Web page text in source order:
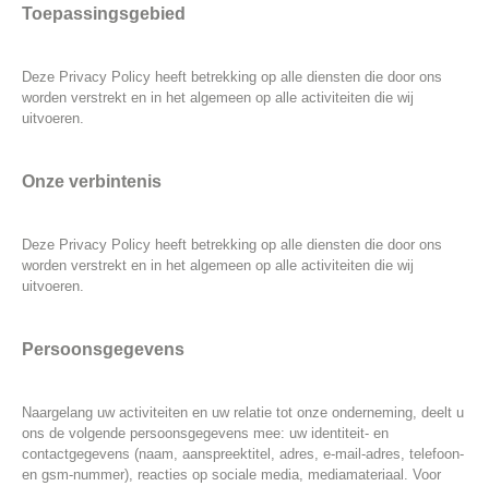
Toepassingsgebied
Deze Privacy Policy heeft betrekking op alle diensten die door ons
worden verstrekt en in het algemeen op alle activiteiten die wij
uitvoeren.
Onze verbintenis
Deze Privacy Policy heeft betrekking op alle diensten die door ons
worden verstrekt en in het algemeen op alle activiteiten die wij
uitvoeren.
Persoonsgegevens
Naargelang uw activiteiten en uw relatie tot onze onderneming, deelt u
ons de volgende persoonsgegevens mee: uw identiteit- en
contactgegevens (naam, aanspreektitel, adres, e-mail-adres, telefoon-
en gsm-nummer), reacties op sociale media, mediamateriaal. Voor